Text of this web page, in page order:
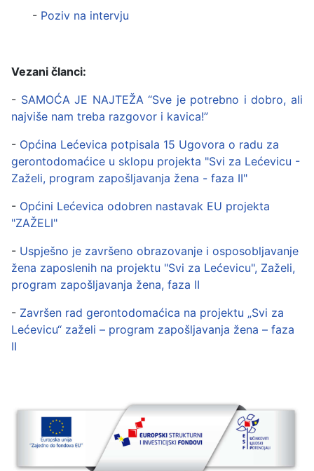
- Poziv na intervju
Vezani članci:
- SAMOĆA JE NAJTEŽA “Sve je potrebno i dobro, ali
najviše nam treba razgovor i kavica!”
- Općina Lećevica potpisala 15 Ugovora o radu za
gerontodomaćice u sklopu projekta "Svi za Lećevicu -
Zaželi, program zapošljavanja žena - faza II"
- Općini Lećevica odobren nastavak EU projekta
"ZAŽELI"
- Uspješno je završeno obrazovanje i osposobljavanje
žena zaposlenih na projektu "Svi za Lećevicu", Zaželi,
program zapošljavanja žena, faza II
- Završen rad gerontodomaćica na projektu „Svi za
Lećevicu“ zaželi – program zapošljavanja žena – faza
II